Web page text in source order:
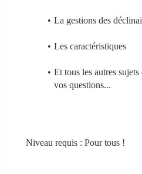
La gestions des
Les caractéristiques
Et tous les autres
vos questions...
Niveau requis : Pour tous !